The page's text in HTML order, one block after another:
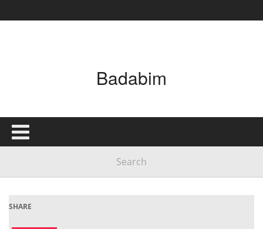
Badabim
SHARE